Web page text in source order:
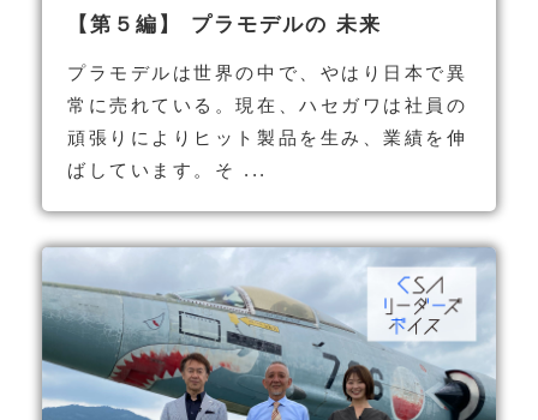
【第５編】 プラモデルの 未来
プラモデルは世界の中で、やはり日本で異
常に売れている。現在、ハセガワは社員の
頑張りによりヒット製品を生み、業績を伸
ばしています。そ ...